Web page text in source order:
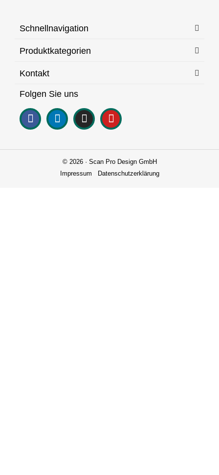
Schnellnavigation
Produktkategorien
Kontakt
Folgen Sie uns
© 2026 · Scan Pro Design GmbH
Impressum
Datenschutzerklärung